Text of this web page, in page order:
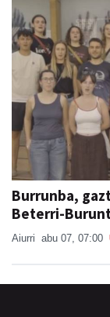
Burrunba,
Beterri-
Aiurri abu 07, 07:00